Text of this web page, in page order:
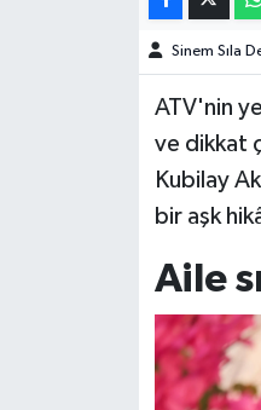
Sinem Sıla
ATV'nin
ve dikkat
Kubilay
bir aşk
Aile
Kültür Sanat
Teknoloji
Televizyon
Yaşam-Çevre